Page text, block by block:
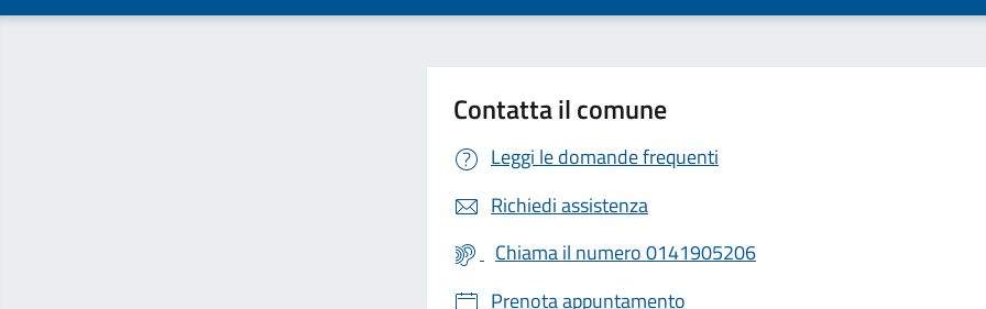
Contatta il comune
Leggi le domande frequenti
Richiedi assistenza
Chiama il numero 0141905206
Prenota appuntamento